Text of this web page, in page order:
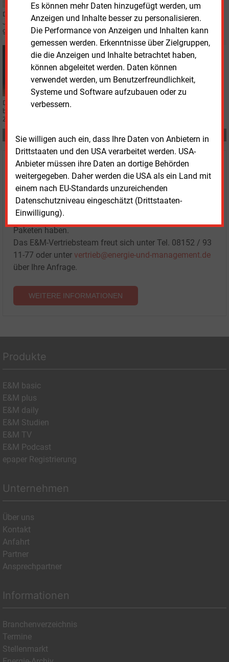
Es können mehr Daten hinzugefügt werden, um
Anzeigen und Inhalte besser zu personalisieren.
Die Performance von Anzeigen und Inhalten kann
gemessen werden. Erkenntnisse über Zielgruppen,
die die Anzeigen und Inhalte betrachtet haben,
können abgeleitet werden. Daten können
verwendet werden, um Benutzerfreundlichkeit,
Systeme und Software aufzubauen oder zu
verbessern.
Sie willigen auch ein, dass Ihre Daten von Anbietern in
Drittstaaten und den USA verarbeitet werden. USA-
Anbieter müssen ihre Daten an dortige Behörden
weitergegeben. Daher werden die USA als ein Land mit
einem nach EU-Standards unzureichenden
Datenschutzniveau eingeschätzt (Drittstaaten-
Einwilligung).
Der ZVEI bekommt eine neue Spitze: Daniel Hager ist vom Vorstand für drei
Jahre zum Präsidenten des Verbandes der Elektro- und Digitalindustrie
gewählt worden.
Mittwoch, 20.05.2026, 12:16
PERSONALIE
EGC beruft Reiner Schuster zum Finanzvorstand
Die EGC Energie- und Gebäudetechnik-Control hat Reiner Schuster zum CFO
berufen. Der Finanzexperte soll den weiteren Wachstumskurs begleiten.
Zuvor hatte EGC die Baywa EDL übernommen.
Teilen:
Haben Sie Interesse an Content oder
Mehrfachzugängen für Ihr Unternehmen?
Sprechen Sie uns an, wenn Sie Fragen zur Nutzung von
E&M-Inhalten oder den verschiedenen Abonnement-
Paketen haben.
Das E&M-Vertriebsteam freut sich unter Tel. 08152 / 93
11-77 oder unter vertrieb@energie-und-management.de
über Ihre Anfrage.
WEITERE INFORMATIONEN
Produkte
E&M basic
E&M plus
E&M daily
E&M Studien
E&M TV
E&M Podcast
epaper Registrierung
Unternehmen
Über uns
Kontakt
Anfahrt
Partner
Ansprechpartner
Informationen
Branchenverzeichnis
Termine
Stellenmarkt